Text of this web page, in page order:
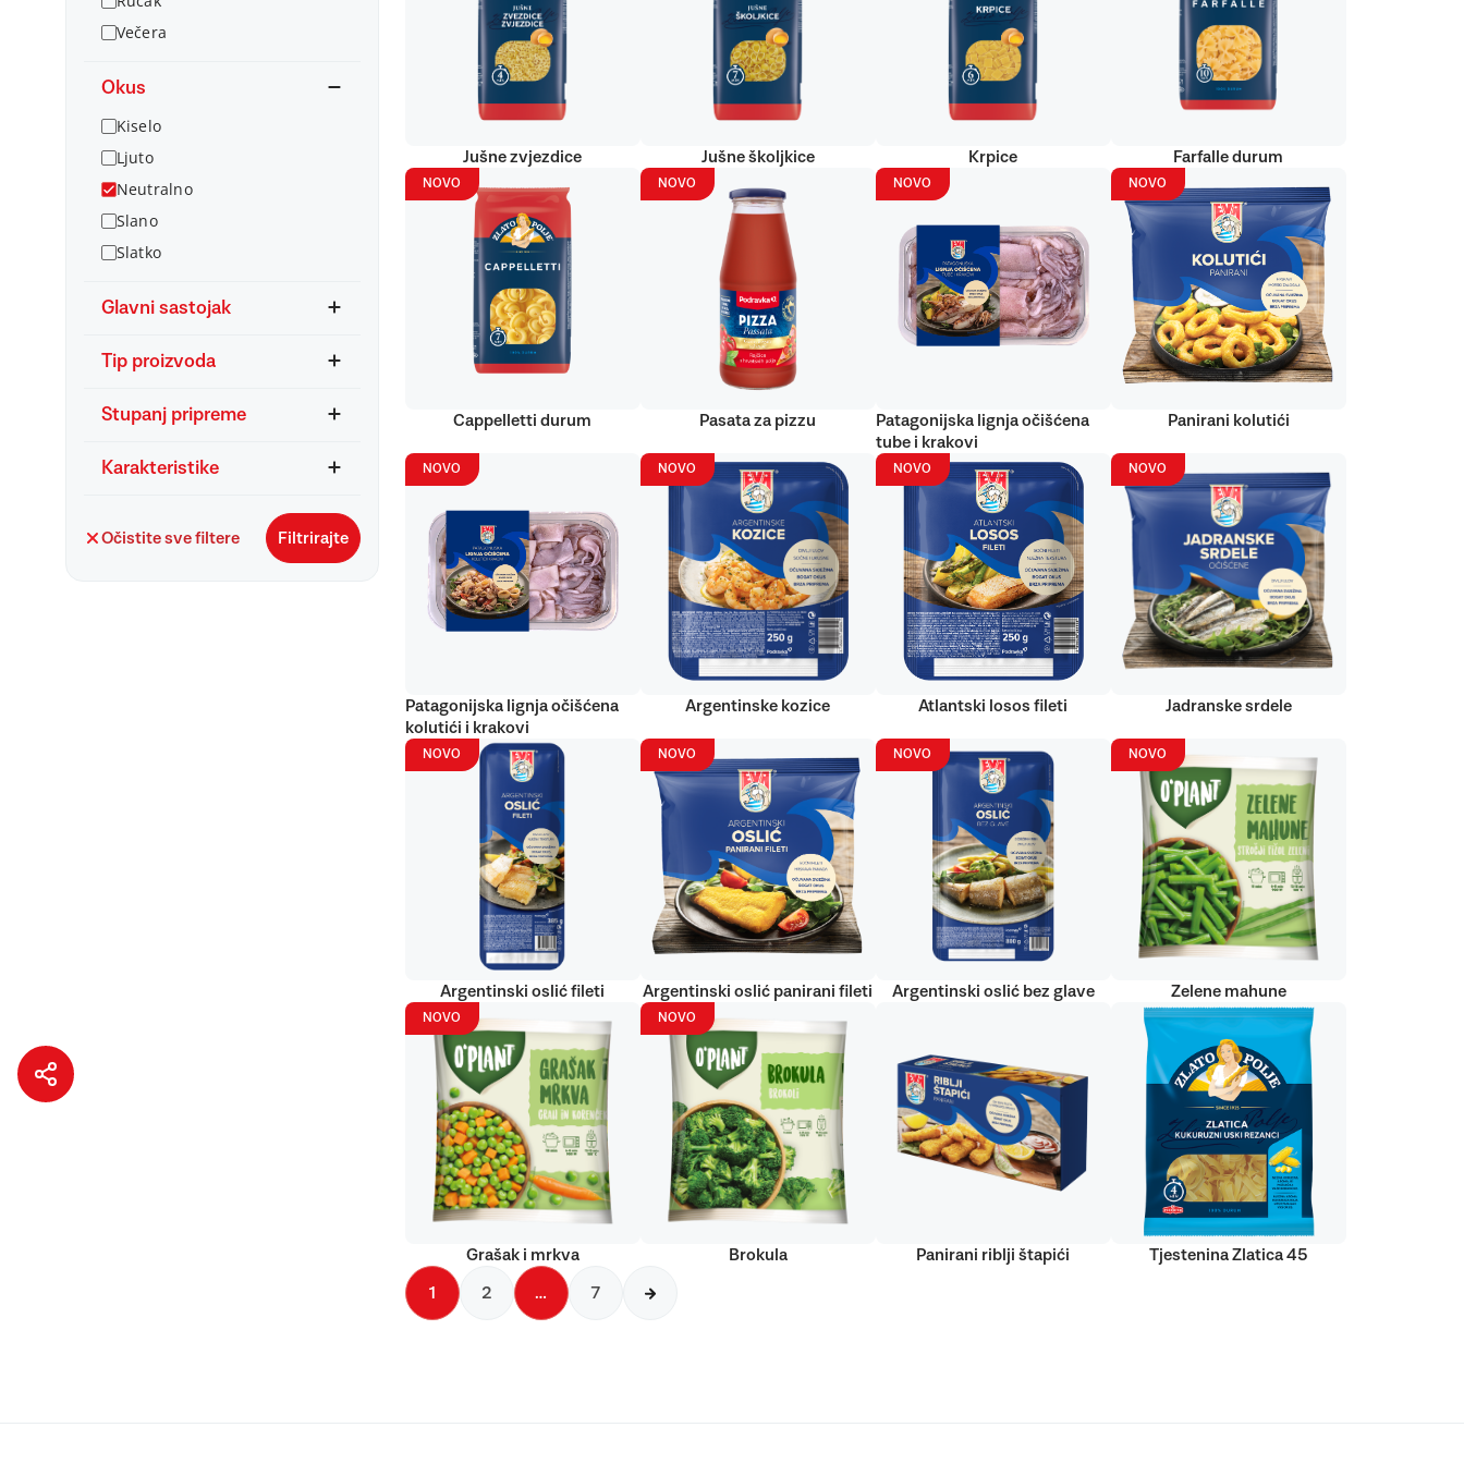
Večera
Okus
Kiselo
Ljuto
Neutralno
Slano
Slatko
Glavni sastojak
Tip proizvoda
Stupanj pripreme
Karakteristike
Očistite sve filtere Filtrirajte
Jušne zvjezdice Jušne školjkice Krpice Farfalle durum
NOVO
Cappelletti durum
NOVO
Pasata za pizzu
NOVO
Patagonijska lignja očišćena
tube i krakovi
NOVO
Panirani kolutići
NOVO
Patagonijska lignja očišćena
kolutići i krakovi
NOVO
Argentinske kozice
NOVO
Atlantski losos fileti
NOVO
Jadranske srdele
NOVO
Argentinski oslić fileti
NOVO
Argentinski oslić panirani fileti
NOVO
Argentinski oslić bez glave
NOVO
Zelene mahune
NOVO
Grašak i mrkva
NOVO
Brokula Panirani riblji štapići Tjestenina Zlatica 45
1 2 … 7